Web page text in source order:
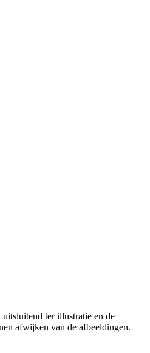
ter illustratie en de
afwijken van de afbeeldingen.